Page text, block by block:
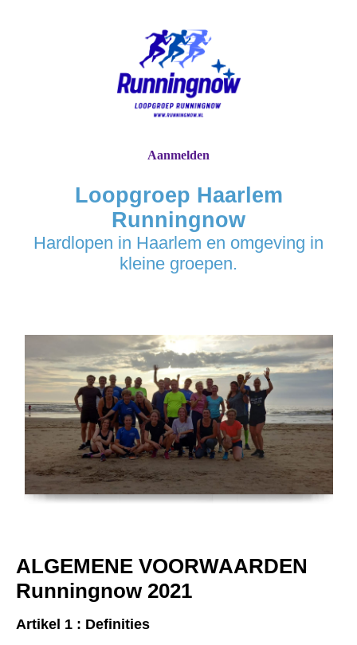
Loopgroep Haarlem
Runningnow
Hardlopen in Haarlem en omgeving in
kleine groepen.
Aanmelden
ALGEMENE VOORWAARDEN
Runningnow 2021
Artikel 1 : Definities